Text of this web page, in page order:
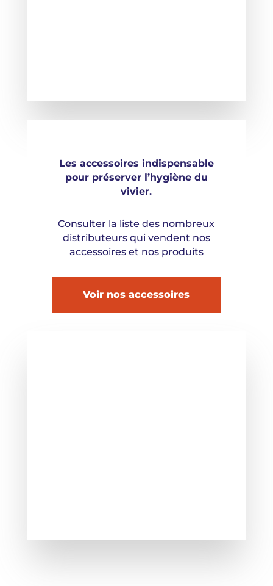
Les accessoires indispensable
pour préserver l’hygiène du
vivier.
Consulter la liste des nombreux
distributeurs qui vendent nos
accessoires et nos produits
Voir nos accessoires